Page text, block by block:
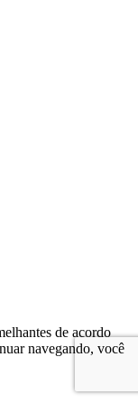
de acordo
navegando, você